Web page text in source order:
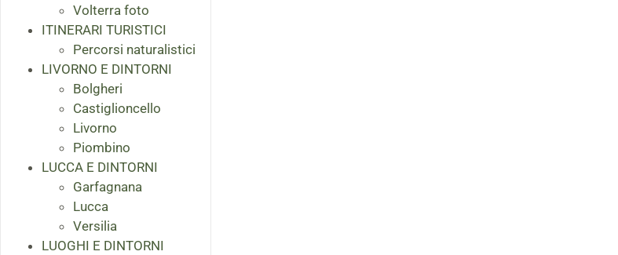
Volterra foto
ITINERARI TURISTICI
Percorsi naturalistici
LIVORNO E DINTORNI
Bolgheri
Castiglioncello
Livorno
Piombino
LUCCA E DINTORNI
Garfagnana
Lucca
Versilia
LUOGHI E DINTORNI